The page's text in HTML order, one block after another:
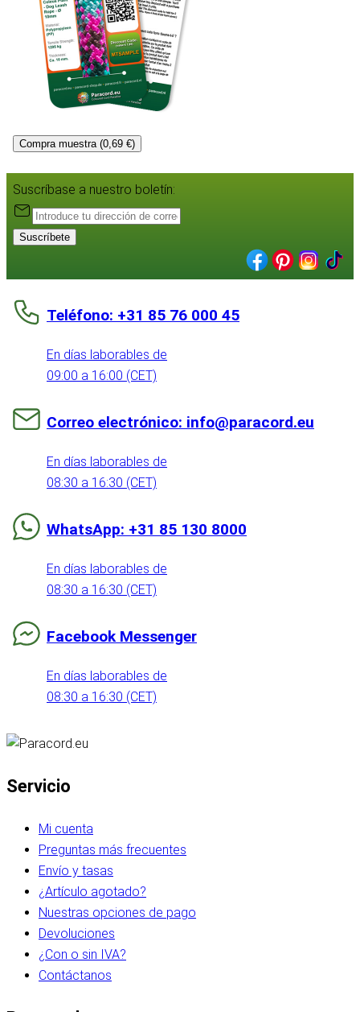
Compra muestra (0,69 €)
Suscríbase a nuestro boletín:
Suscríbete
Teléfono: +31 85 76 000 45
En días laborables de
09:00 a 16:00 (CET)
Correo electrónico: info@paracord.eu
En días laborables de
08:30 a 16:30 (CET)
WhatsApp: +31 85 130 8000
En días laborables de
08:30 a 16:30 (CET)
Facebook Messenger
En días laborables de
08:30 a 16:30 (CET)
Servicio
Mi cuenta
Preguntas más frecuentes
Envío y tasas
¿Artículo agotado?
Nuestras opciones de pago
Devoluciones
¿Con o sin IVA?
Contáctanos